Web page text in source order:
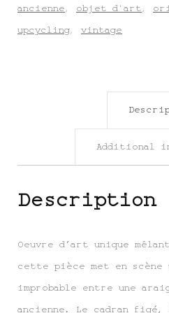
ancienne , objet d'art ,
upcycling, vintage
Additional
Description
Oeuvre d’art unique
cette pièce met en scène
improbable entre une
ancienne. Le cadran